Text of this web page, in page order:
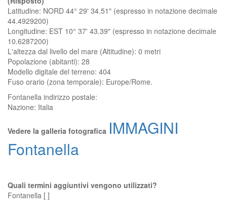
Latitudine: NORD 44° 29' 34.51" (espresso in notazione decimale
44.4929200)
Longitudine: EST 10° 37' 43.39" (espresso in notazione decimale
10.6287200)
L'altezza dal livello del mare (Altitudine): 0 metri
Popolazione (abitanti): 28
Modello digitale del terreno: 404
Fuso orario (zona temporale): Europe/Rome.
Fontanella indirizzo postale:
Nazione: Italia
Vedere la galleria fotografica IMMAGINI
Fontanella
Quali termini aggiuntivi vengono utilizzati?
Fontanella [ ]